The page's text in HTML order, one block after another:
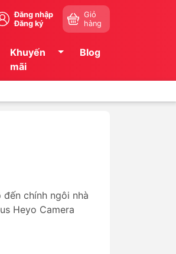
Đăng nhập
Đăng ký
Giỏ
hàng
Khuyến
mãi
Blog
chính ngôi nhà
Heyo Camera